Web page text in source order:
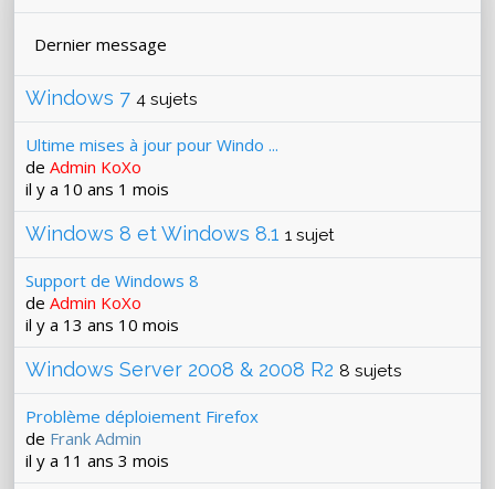
Dernier message
Windows 7 4 sujets
Ultime mises à jour pour Windo ...
de Admin KoXo
il y a 10 ans 1 mois
Windows 8 et Windows 8.1 1 sujet
Support de Windows 8
de Admin KoXo
il y a 13 ans 10 mois
Windows Server 2008 & 2008 R2 8 sujets
Problème déploiement Firefox
de Frank Admin
il y a 11 ans 3 mois